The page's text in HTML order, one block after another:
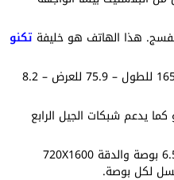
تكنو
الوزن 190 جرام وابعاد الجهاز: 165.3 للطول – 75.9 للعرض – 8.2
يدعم شبكات الجيل الرابع
الشاشة نوعها IPS LCD بحجم 6.52 بوصة والدقة 720X1600